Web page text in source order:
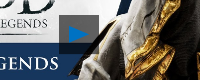
Reproducir
vídeo